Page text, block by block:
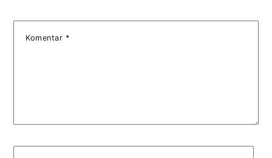
Komentar *